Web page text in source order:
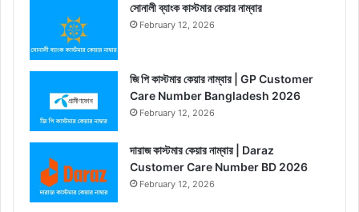
সোনালী ব্যাংক কাস্টমার কেয়ার নাম্বার
February 12, 2026
জি পি কাস্টমার কেয়ার নাম্বার | GP Customer
Care Number Bangladesh 2026
February 12, 2026
দারাজ কাস্টমার কেয়ার নাম্বার | Daraz
Customer Care Number BD 2026
February 12, 2026